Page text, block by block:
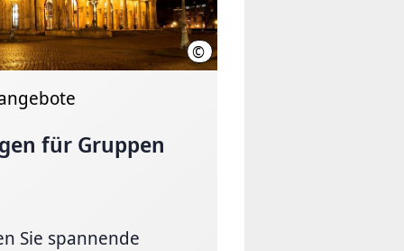
© HMTG / Lars Gerhardts
für Gruppen
Sie spannende